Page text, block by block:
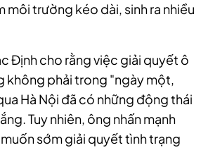
môi trường kéo dài, sinh ra nhiều
Định cho rằng việc giải quyết ô
không phải trong "ngày một,
Hà Nội đã có những động thái
Tuy nhiên, ông nhấn mạnh
sớm giải quyết tình trạng